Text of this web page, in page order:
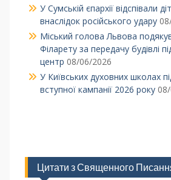
У Сумській єпархії відспівали
внаслідок російського удару
Міський голова Львова
Філарету за передачу будівлі
центр 08/06/2026
У Київських духовних школах
вступної кампанії 2026 року
Цитати з Священного